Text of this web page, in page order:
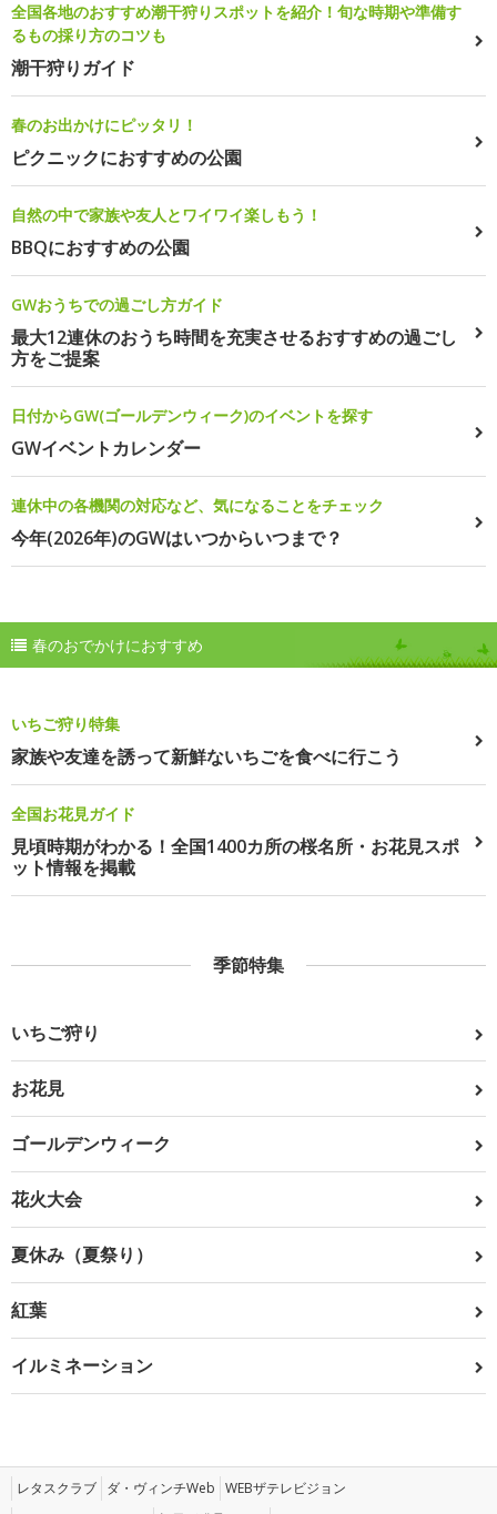
全国各地のおすすめ潮干狩りスポットを紹介！旬な時期や準備す
るもの採り方のコツも
潮干狩りガイド
春のお出かけにピッタリ！
ピクニックにおすすめの公園
自然の中で家族や友人とワイワイ楽しもう！
BBQにおすすめの公園
GWおうちでの過ごし方ガイド
最大12連休のおうち時間を充実させるおすすめの過ごし
方をご提案
日付からGW(ゴールデンウィーク)のイベントを探す
GWイベントカレンダー
連休中の各機関の対応など、気になることをチェック
今年(2026年)のGWはいつからいつまで？
春のおでかけにおすすめ
いちご狩り特集
家族や友達を誘って新鮮ないちごを食べに行こう
全国お花見ガイド
見頃時期がわかる！全国1400カ所の桜名所・お花見スポ
ット情報を掲載
季節特集
いちご狩り
お花見
ゴールデンウィーク
花火大会
夏休み（夏祭り）
紅葉
イルミネーション
レタスクラブ ダ・ヴィンチWeb WEBザテレビジョン